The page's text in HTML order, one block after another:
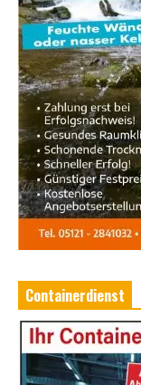
Containerdienst